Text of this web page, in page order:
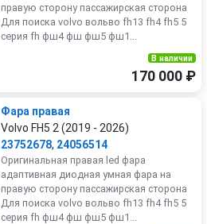
правую сторону пассажирская сторона
Для поиска volvo вольво fh13 fh4 fh5 5
серия fh фш4 фш фш5 фш1...
В наличии
170 000 ₽
Фара правая
Volvo FH5 2 (2019 - 2026)
23752678, 24056514
Оригинальная правая led фара
адаптивная диодная умная фара на
правую сторону пассажирская сторона
Для поиска volvo вольво fh13 fh4 fh5 5
серия fh фш4 фш фш5 фш1...